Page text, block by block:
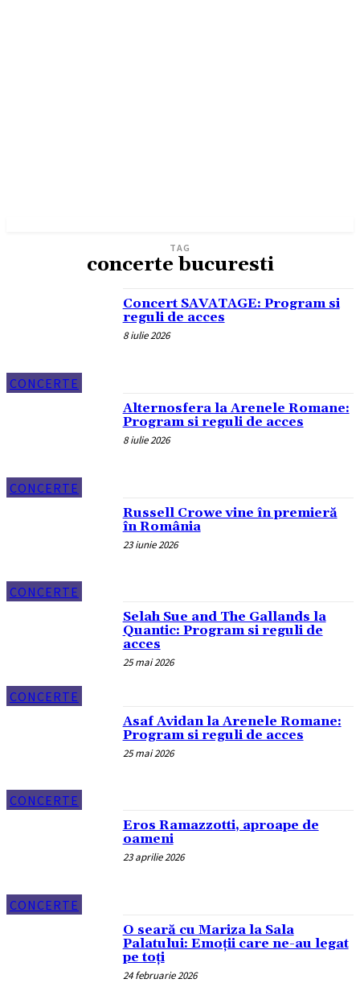
TAG
concerte bucuresti
CONCERTE
Concert SAVATAGE: Program si
reguli de acces
8 iulie 2026
CONCERTE
Alternosfera la Arenele Romane:
Program si reguli de acces
8 iulie 2026
CONCERTE
Russell Crowe vine în premieră
în România
23 iunie 2026
CONCERTE
Selah Sue and The Gallands la
Quantic: Program si reguli de
acces
25 mai 2026
CONCERTE
Asaf Avidan la Arenele Romane:
Program si reguli de acces
25 mai 2026
CONCERTE
Eros Ramazzotti, aproape de
oameni
23 aprilie 2026
O seară cu Mariza la Sala
Palatului: Emoții care ne-au legat
pe toți
24 februarie 2026